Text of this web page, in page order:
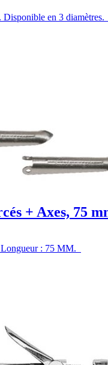
Disponible en 3
+ Axes, 75
: 75 MM.